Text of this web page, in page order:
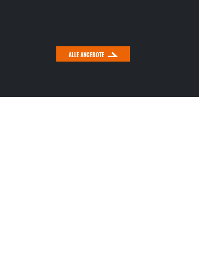
ALLE ANGEBOTE